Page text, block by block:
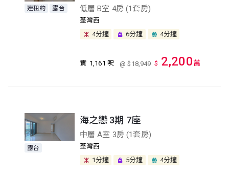
連租約 露台 低層 B室 4房 (1套房)
荃灣西
4分鐘
6分鐘 4分鐘
實 1,161 呎 @ $18,949 $ 2,200萬
露台
海之戀 3期 7座
中層 A室 3房 (1套房)
荃灣西
1分鐘
5分鐘 4分鐘